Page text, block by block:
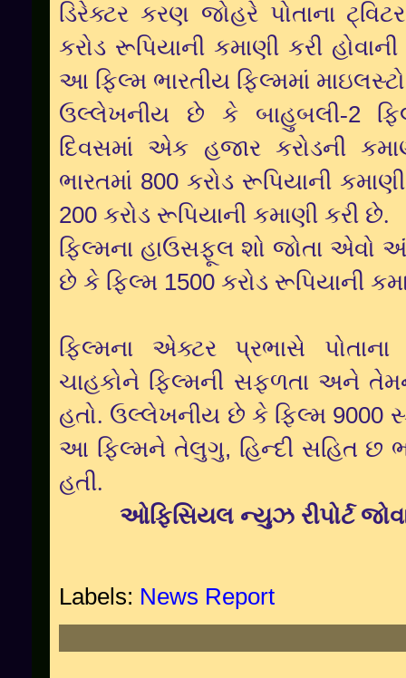
ડિરેક્ટર કરણ જોહરે પોતાના
કરોડ રૂપિયાની કમાણી કરી
આ ફિલ્મ ભારતીય ફિલ્મમાં
ઉલ્લેખનીય છે કે બાહુબલી-2
દિવસમાં એક હજાર કરોડની
ભારતમાં 800 કરોડ રૂપિયાની
200 કરોડ રૂપિયાની કમાણી કરી છે.
ફિલ્મના હાઉસફૂલ શો જોતા એવો
છે કે ફિલ્મ 1500 કરોડ રૂપિયાની
ફિલ્મના એક્ટર પ્રભાસે
ચાહકોને ફિલ્મની સફળતા અને
હતો. ઉલ્લેખનીય છે કે ફિલ્મ 9000
આ ફિલ્મને તેલુગુ, હિન્દી સહિત છ
હતી.
ઓફિસિયલ ન્યુઝ રીપોર્ટ
Labels: News Report